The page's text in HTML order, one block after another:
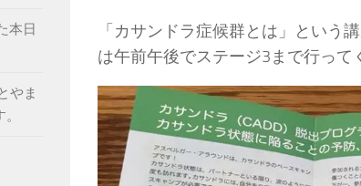
「カサンドラ症候群とは」という
は午前午後でステージ3まで行って
本日
やま